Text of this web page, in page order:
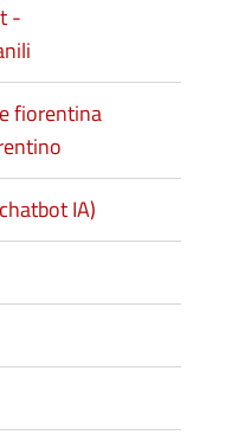
-
fiorentina
IA)